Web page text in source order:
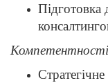
Підготовка